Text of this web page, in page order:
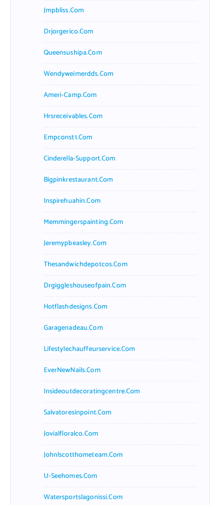
Jmpbliss.com
Drjorgerico.com
Queensushipa.com
Wendyweimerdds.com
Ameri-Camp.com
Hrsreceivables.com
Empconst1.com
Cinderella-Support.com
Bigpinkrestaurant.com
Inspirehuahin.com
Memmingerspainting.com
Jeremypbeasley.com
Thesandwichdepotcos.com
Drgiggleshouseofpain.com
Hotflashdesigns.com
Garagenadeau.com
Lifestylechauffeurservice.com
EverNewNails.com
Insideoutdecoratingcentre.com
Salvatoresinpoint.com
Jovialfloralco.com
Johnlscotthometeam.com
U-Seehomes.com
Watersportslagonissi.com